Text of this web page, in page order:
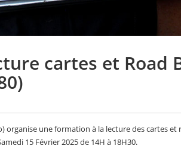
cartes et Road
organise une formation à la lecture des cartes et
15 Février 2025 de 14H à 18H30.